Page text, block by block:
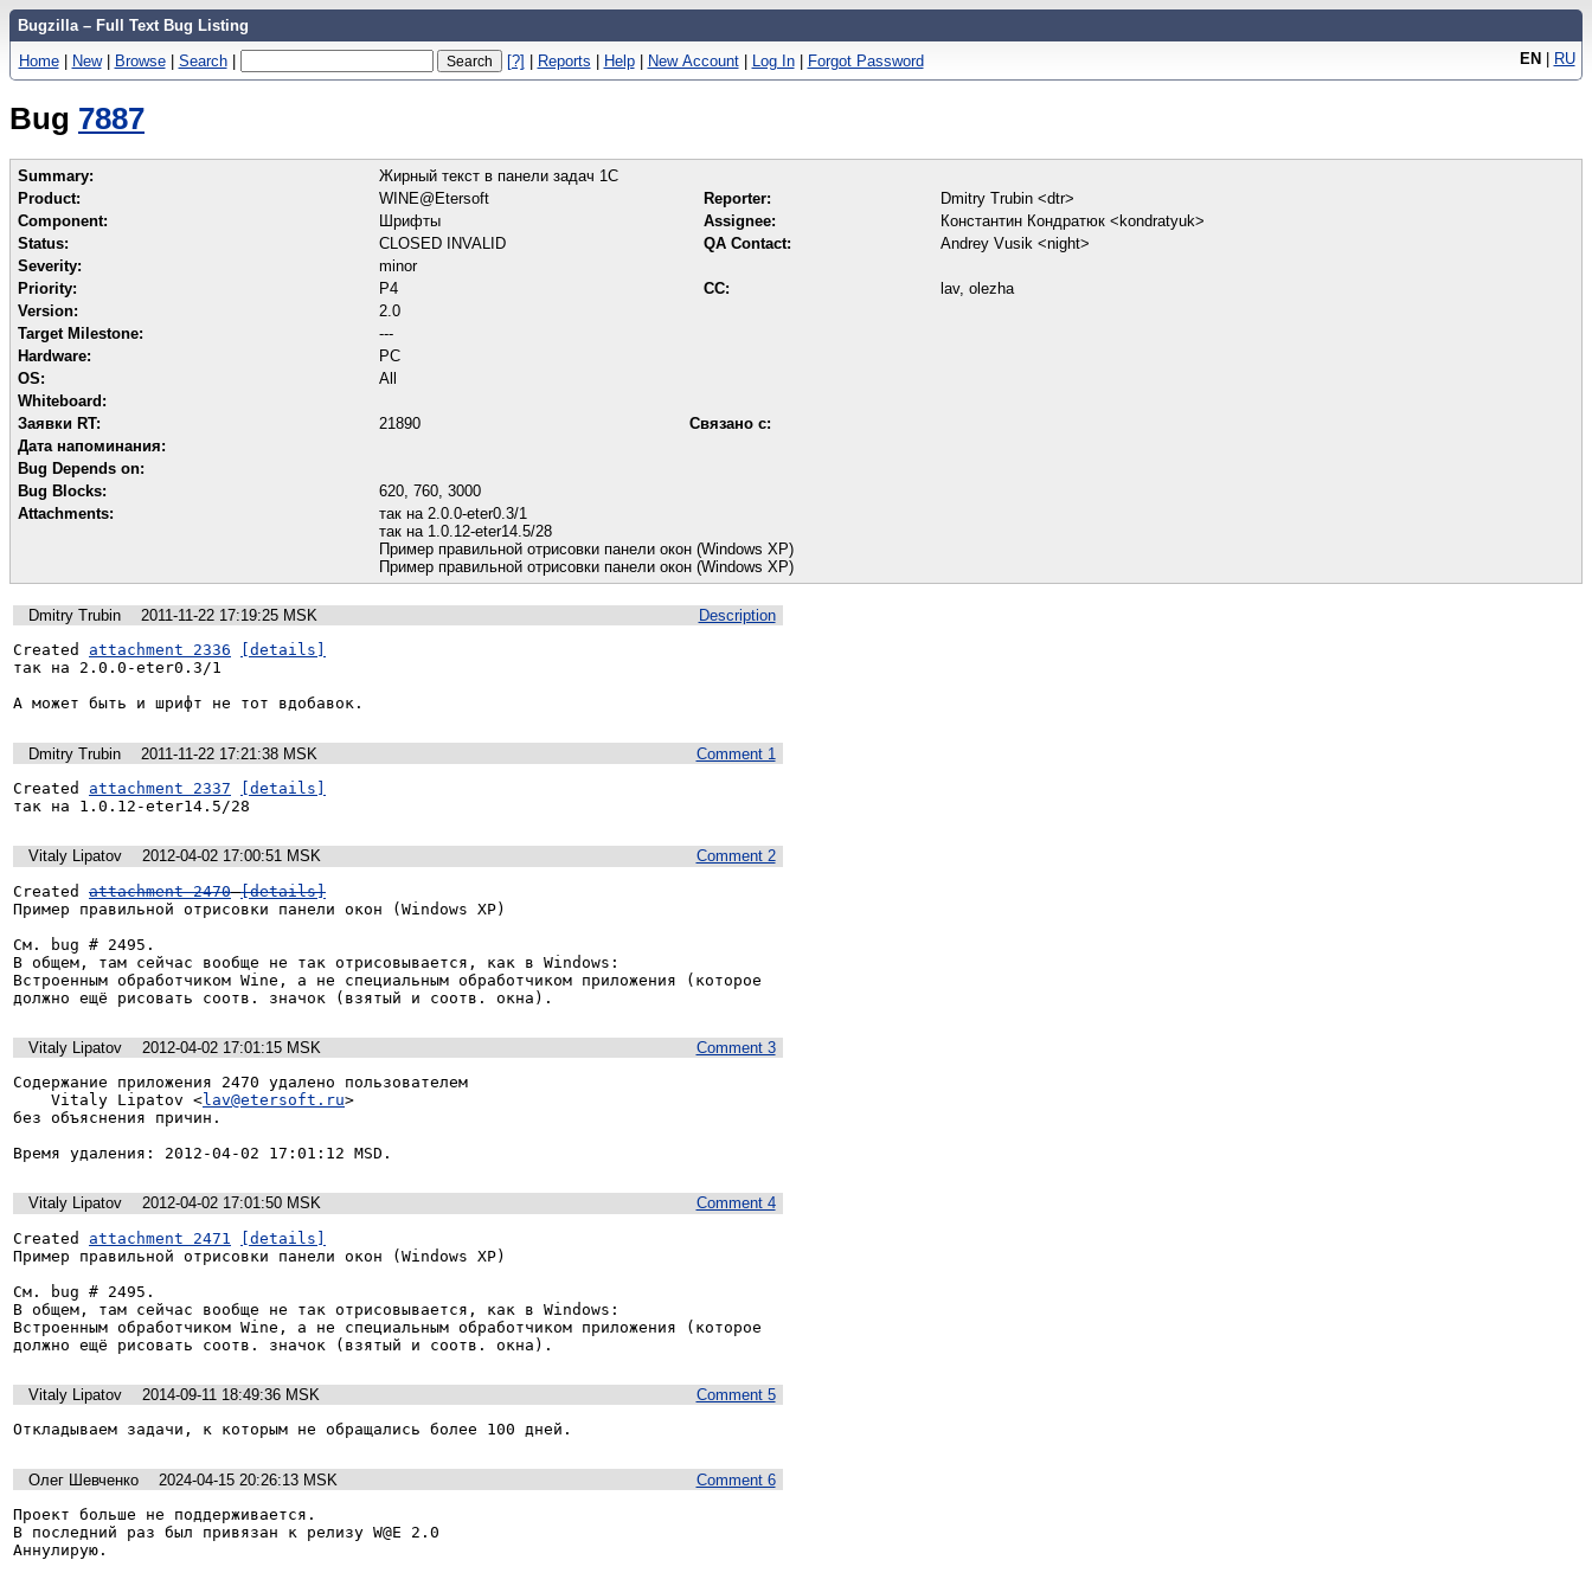
Bugzilla – Full Text Bug Listing
EN | RU
Home | New | Browse | Search | [?] | Reports | Help | New Account | Log In | Forgot Password
Bug 7887
Summary:
Жирный текст в панели задач 1С
Product:
WINE@Etersoft Reporter:
Dmitry Trubin <dtr>
Component:
Шрифты Assignee:
Константин Кондратюк <kondratyuk>
Status:
CLOSED INVALID QA Contact:
Andrey Vusik <night>
Severity:
minor
Priority:
P4 CC:
lav, olezha
Version:
2.0
Target Milestone:
---
Hardware:
PC
OS:
All
Whiteboard:
Заявки RT:
21890
Связано с:
Дата напоминания:
Bug Depends on:
Bug Blocks:
620 760 3000
Attachments:
так на 2.0.0-eter0.3/1
так на 1.0.12-eter14.5/28
Пример правильной отрисовки панели окон (Windows XP)
Пример правильной отрисовки панели окон (Windows XP)
Description
Dmitry Trubin
2011-11-22 17:19:25 MSK
Created attachment 2336
[details]
так на 2.0.0-eter0.3/1
А может быть и шрифт не тот вдобавок.
Comment 1
Dmitry Trubin
2011-11-22 17:21:38 MSK
Created attachment 2337
[details]
так на 1.0.12-eter14.5/28
Comment 2
Vitaly Lipatov
2012-04-02 17:00:51 MSK
Created attachment 2470 [details]
Пример правильной отрисовки панели окон (Windows XP)
См. bug # 2495.
В общем, там сейчас вообще не так отрисовывается, как в Windows:
Встроенным обработчиком Wine, а не специальным обработчиком приложения (которое
должно ещё рисовать соотв. значок (взятый и соотв. окна).
Comment 3
Vitaly Lipatov
2012-04-02 17:01:15 MSK
Содержание приложения 2470 удалено пользователем
    Vitaly Lipatov <
lav@etersoft.ru>
без объяснения причин.
Время удаления: 2012-04-02 17:01:12 MSD.
Comment 4
Vitaly Lipatov
2012-04-02 17:01:50 MSK
Created attachment 2471
[details]
Пример правильной отрисовки панели окон (Windows XP)
См. bug # 2495.
В общем, там сейчас вообще не так отрисовывается, как в Windows:
Встроенным обработчиком Wine, а не специальным обработчиком приложения (которое
должно ещё рисовать соотв. значок (взятый и соотв. окна).
Comment 5
Vitaly Lipatov
2014-09-11 18:49:36 MSK
Откладываем задачи, к которым не обращались более 100 дней.
Comment 6
Олег Шевченко
2024-04-15 20:26:13 MSK
Проект больше не поддерживается.
В последний раз был привязан к релизу W@E 2.0
Аннулирую.